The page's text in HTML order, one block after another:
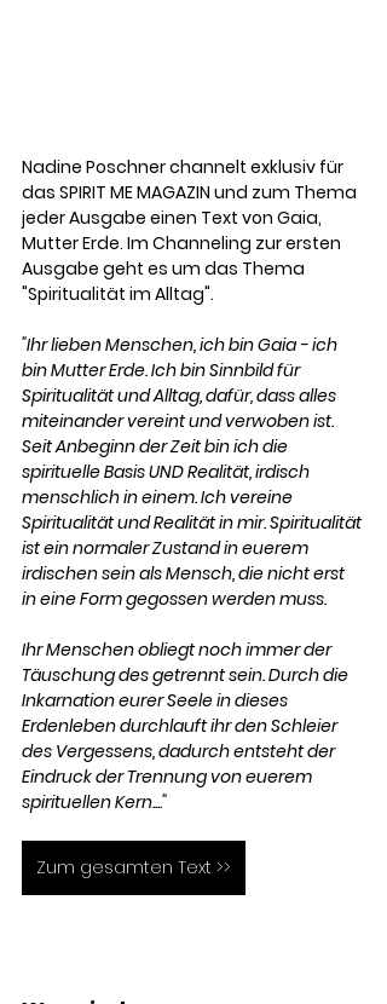
Nadine Poschner channelt exklusiv für
das SPIRIT ME MAGAZIN und zum Thema
jeder Ausgabe einen Text von Gaia,
Mutter Erde. Im Channeling zur ersten
Ausgabe geht es um das Thema
"Spiritualität im Alltag".
"Ihr lieben Menschen, ich bin Gaia - ich
bin Mutter Erde. Ich bin Sinnbild für
Spiritualität und Alltag, dafür, dass alles
miteinander vereint und verwoben ist.
Seit Anbeginn der Zeit bin ich die
spirituelle Basis UND Realität, irdisch
menschlich in einem. Ich vereine
Spiritualität und Realität in mir. Spiritualität
ist ein normaler Zustand in euerem
irdischen sein als Mensch, die nicht erst
in eine Form gegossen werden muss.
Ihr Menschen obliegt noch immer der
Täuschung des getrennt sein. Durch die
Inkarnation eurer Seele in dieses
Erdenleben durchlauft ihr den Schleier
des Vergessens, dadurch entsteht der
Eindruck der Trennung von euerem
spirituellen Kern...."
Zum gesamten Text >>